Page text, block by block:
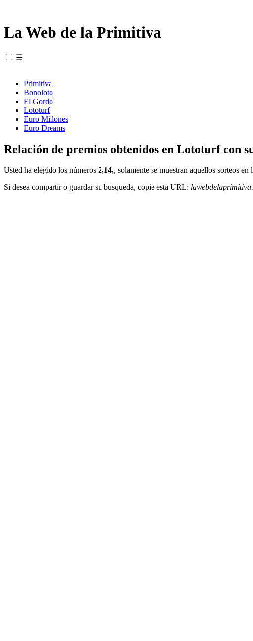
La Web de la Primitiva
☰
Primitiva
Bonoloto
El Gordo
Lototurf
Euro Millones
Euro Dreams
Relación de premios obtenidos en Lototurf con
Usted ha elegido los números 2,14,, solamente se muestran aquellos sorteos en
Si desea compartir o guardar su busqueda, copie esta URL: